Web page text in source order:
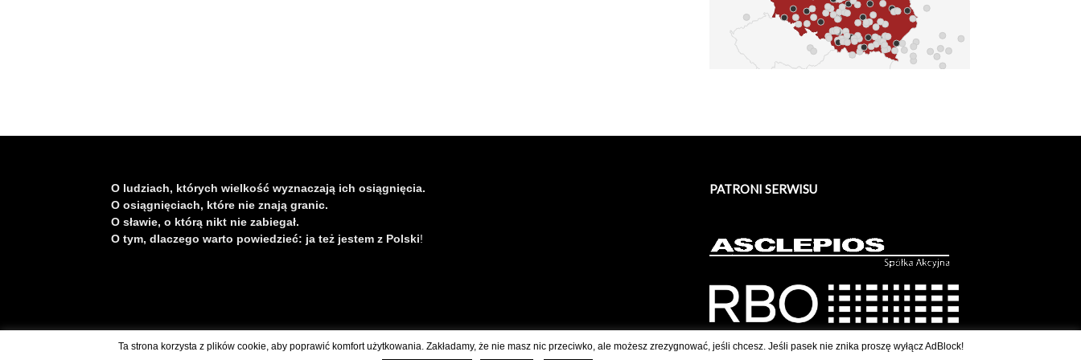
O ludziach, których wielkość wyznaczają ich osiągnięcia.
O osiągnięciach, które nie znają granic.
O sławie, o którą nikt nie zabiegał.
O tym, dlaczego warto powiedzieć: ja też jestem z Polski!
Skontaktuj się z nami: kontakt@polskaswiatu.pl
PATRONI SERWISU
Ta strona korzysta z plików cookie, aby poprawić komfort użytkowania. Zakładamy, że nie masz nic przeciwko, ale możesz zrezygnować, jeśli chcesz. Jeśli pasek nie znika proszę wyłącz AdBlock!